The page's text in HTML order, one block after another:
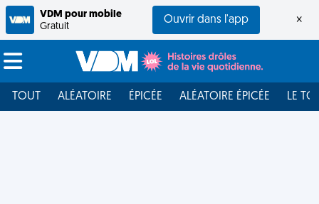
VDM pour mobile
Gratuit
Ouvrir dans l'app ×
TOUT ALÉATOIRE ÉPICÉE ALÉATOIRE ÉPICÉE LE